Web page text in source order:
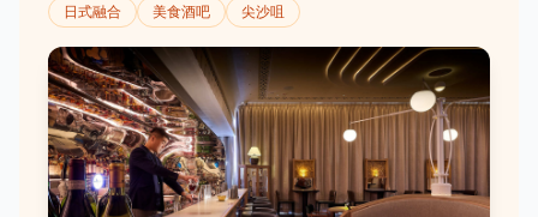
日式融合 美食酒吧 尖沙咀